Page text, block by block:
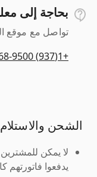
بحاجة إلى
تواصل مع موقع
+1(937) 568-9500
الشحن والاستلام
لا يمكن
يدفعوا فاتورتهم